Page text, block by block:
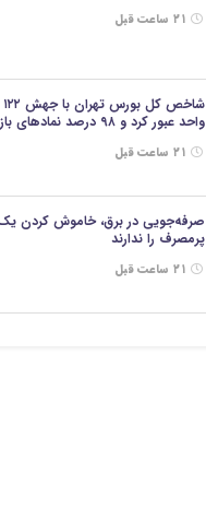
واحد عبور کرد و ۹۸ درصد نمادهای بازار در محدوده مثبت معامله شدند.
صرفه‌جویی در برق، خاموش کردن
پرمصرف را ندارند